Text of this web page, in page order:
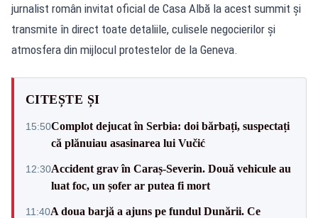
jurnalist român invitat oficial de Casa Albă la acest summit și
transmite în direct toate detaliile, culisele negocierilor și
atmosfera din mijlocul protestelor de la Geneva.
CITEȘTE ȘI
15:50Complot dejucat în Serbia: doi bărbați, suspectați
că plănuiau asasinarea lui Vučić
12:30Accident grav în Caraș-Severin. Două vehicule au
luat foc, un șofer ar putea fi mort
11:40A doua barjă a ajuns pe fundul Dunării. Ce